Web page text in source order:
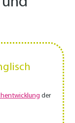
der